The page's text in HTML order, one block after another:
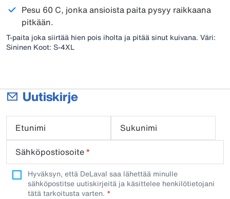
Pesu 60 C, jonka ansioista paita pysyy raikkaana
pitkään.
T-paita joka siirtää hien pois iholta ja pitää sinut kuivana. Väri:
Sininen Koot: S-4XL
Uutiskirje
Etunimi
Sukunimi
Sähköpostiosoite*
Hyväksyn, että DeLaval saa lähettää minulle
sähköpostitse uutiskirjeitä ja käsittelee henkilötietojani
tätä tarkoitusta varten.